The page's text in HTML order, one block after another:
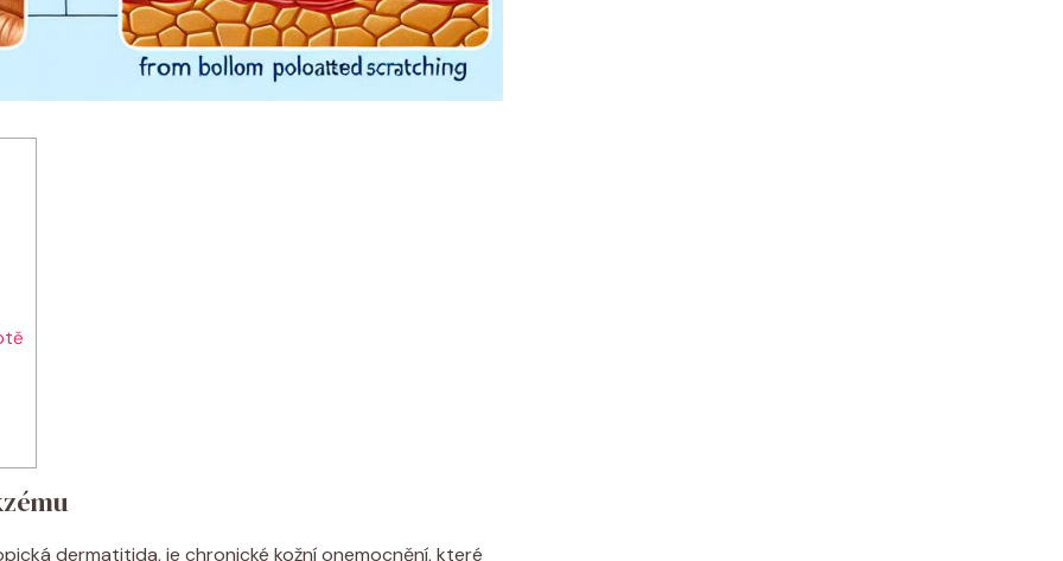
dermatitida, je‌ chronické kožní onemocnění, které